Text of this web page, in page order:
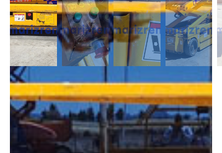
DESCRIPCIÓN
Las Tijeras Eléctricas están diseñadas para trabajar en interior, alcanzan
una altura desde los 5m a los 26,5m. Se caracterizan por llevas ruedas
anti-huellas y plataforma extensible, lo que permite ampliar la zona de